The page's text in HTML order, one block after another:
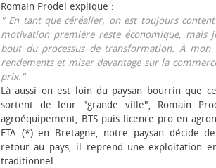
Romain Prodel explique :
" En tant que céréalier, on est toujours
motivation première reste économique, mais
bout du processus de transformation. À
rendements et miser davantage sur la
prix."
Là aussi on est loin du paysan bourrin que
sortent de leur "grande ville", Romain
agroéquipement, BTS puis licence pro en
ETA (*) en Bretagne, notre paysan décide
retour au pays, il reprend une exploitation
traditionnel.